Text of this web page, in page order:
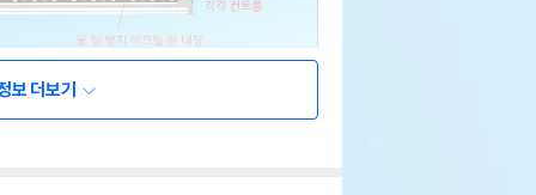
보 더보기